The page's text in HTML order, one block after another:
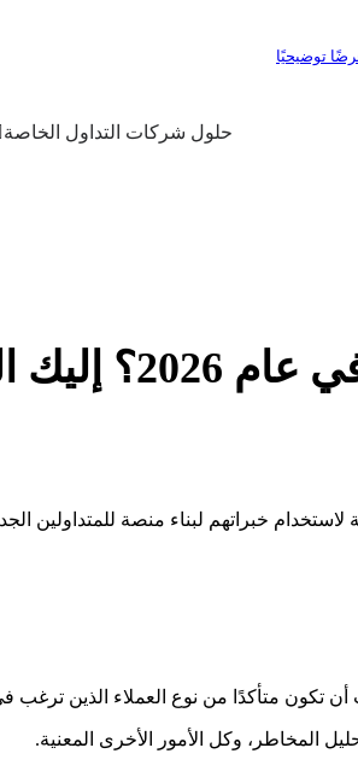
توضيحيًا
حلول شركات التداول الخاصة
الدليل!
خبراتهم لبناء منصة للمتداولين
متأكدًا من نوع العملاء الذين ترغب
المخاطر، وكل الأمور الأخرى المعنية.